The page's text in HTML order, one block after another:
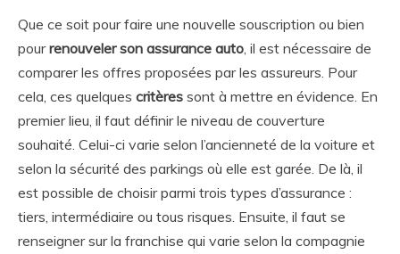
Que ce soit pour faire une nouvelle souscription ou bien
pourrenouveler son assurance auto , il est nécessaire de
comparer les offres proposées par les assureurs. Pour
cela, ces quelques critères sont à mettre en évidence. En
premier lieu, il faut définir le niveau de couverture
souhaité. Celui-ci varie selon l’ancienneté de la voiture et
selon la sécurité des parkings où elle est garée. De là, il
est possible de choisir parmi trois types d’assurance :
tiers, intermédiaire ou tous risques. Ensuite, il faut se
renseigner sur la franchise qui varie selon la compagnie